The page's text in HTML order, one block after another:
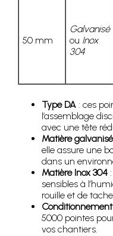
50 mm
Galvanisé
ou Inox
304
Type DA : ces
l’assemblage
avec une tête
Matière
elle assure une
dans un
Matière Inox 304
sensibles à
rouille et de
5000 pointes
vos chantiers.